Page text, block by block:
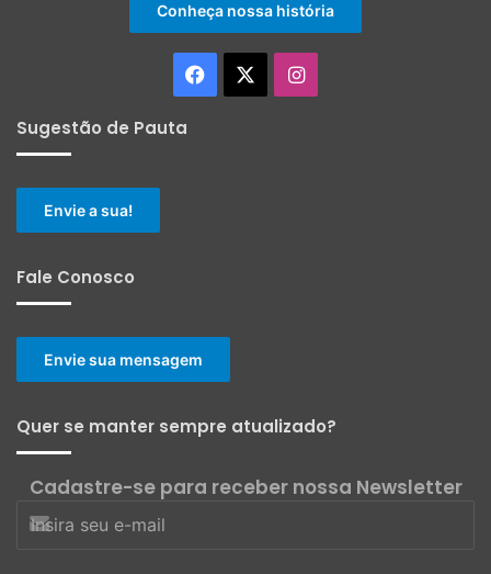
Conheça nossa história
Facebook Instagram
Sugestão de Pauta
Envie a sua!
Fale Conosco
Envie sua mensagem
Quer se manter sempre atualizado?
Cadastre-se para receber nossa Newsletter